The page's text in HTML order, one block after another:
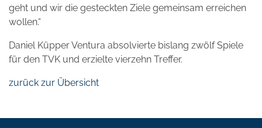
geht und wir die gesteckten Ziele gemeinsam erreichen
wollen.“
Daniel Küpper Ventura absolvierte bislang zwölf Spiele
für den TVK und erzielte vierzehn Treffer.
zurück zur Übersicht